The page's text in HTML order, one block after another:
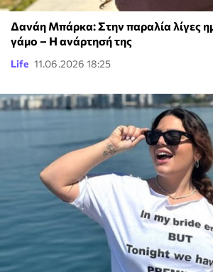
Δανάη Μπάρκα: Στην παραλία λίγες
γάμο – Η ανάρτησή της
Life 11.06.2026 18:25